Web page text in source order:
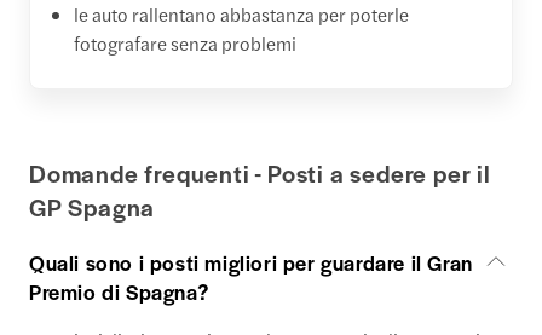
le auto rallentano abbastanza per poterle
fotografare senza problemi
Domande frequenti - Posti a sedere per il
GP Spagna
Quali sono i posti migliori per guardare il Gran
Premio di Spagna?